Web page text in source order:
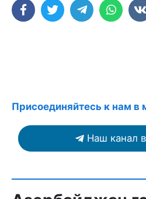
Присоединяйтесь к нам в
Наш канал